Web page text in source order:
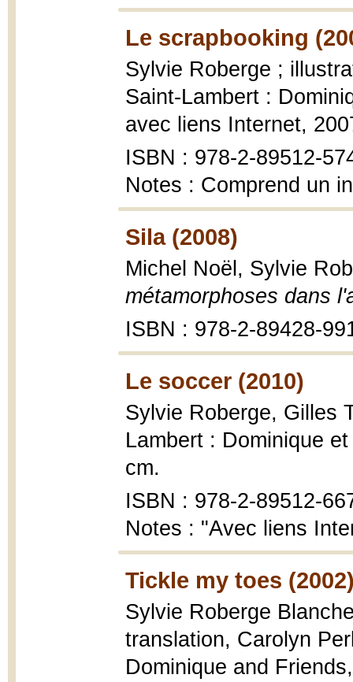
Le scrapbooking
Sylvie Roberge ;
Saint-Lambert :
avec liens Internet,
ISBN : 978-2-89512-
Notes : Comprend un
Sila (2008)
Michel Noël, Sylvie
métamorphoses dans
ISBN : 978-2-89428-
Le soccer (2010)
Sylvie Roberge, Gilles
Lambert : Dominique
cm.
ISBN : 978-2-89512-
Notes : "Avec liens
Tickle my toes
Sylvie Roberge
translation, Carolyn
Dominique and